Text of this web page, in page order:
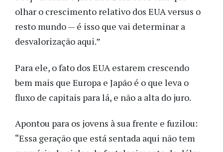
olhar o crescimento relativo dos EUA versus o
resto mundo — é isso que vai determinar a
desvalorização aqui.”
Para ele, o fato dos EUA estarem crescendo
bem mais que Europa e Japão é o que leva o
fluxo de capitais para lá, e não a alta do juro.
Apontou para os jovens à sua frente e fuzilou:
“Essa geração que está sentada aqui não tem